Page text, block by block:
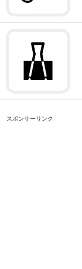
スポンサーリンク